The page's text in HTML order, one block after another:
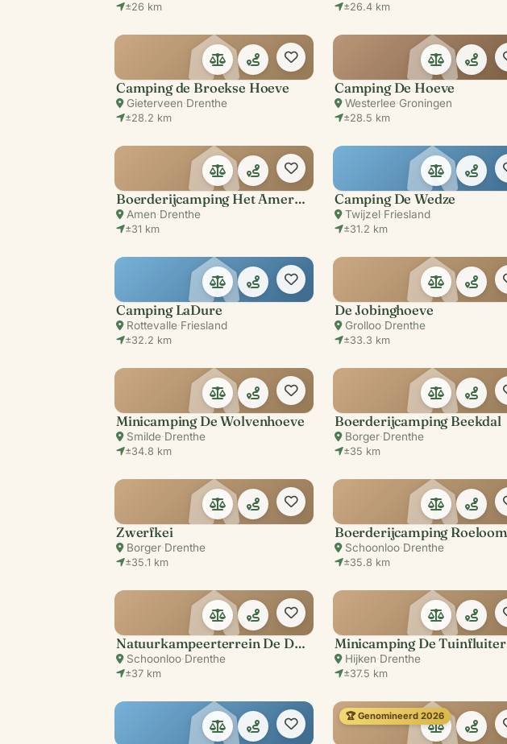
±26 km ±26.4 km
Camping de Broekse Hoeve
Gieterveen·Drenthe
±28.2 km
Camping De Hoeve
Westerlee·Groningen
±28.5 km
Boerderijcamping Het Amerveld
Amen·Drenthe
±31 km
Camping De Wedze
Twijzel·Friesland
±31.2 km
Camping LaDure
Rottevalle·Friesland
±32.2 km
De Jobinghoeve
Grolloo·Drenthe
±33.3 km
Minicamping De Wolvenhoeve
Smilde·Drenthe
±34.8 km
Boerderijcamping Beekdal
Borger·Drenthe
±35 km
Zwerfkei
Borger·Drenthe
±35.1 km
Schoonloo·Drenthe
±35.8 km
Natuurkampeerterrein De Dennen
Schoonloo·Drenthe
±37 km
Minicamping De Tuinfluiter
Hijken·Drenthe
±37.5 km
🏆 Genomineerd 2026